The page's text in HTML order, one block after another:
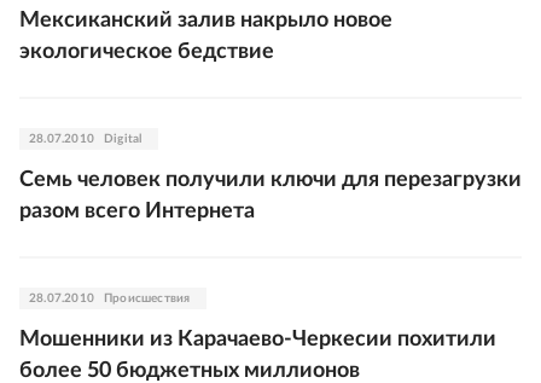
Мексиканский залив накрыло новое
экологическое бедствие
28.07.2010 Digital
Семь человек получили ключи для перезагрузки
разом всего Интернета
28.07.2010 Происшествия
Мошенники из Карачаево-Черкесии похитили
более 50 бюджетных миллионов